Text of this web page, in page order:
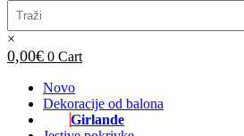
×
0,00€ 0 Cart
Novo
Dekoracije od balona
Girlande